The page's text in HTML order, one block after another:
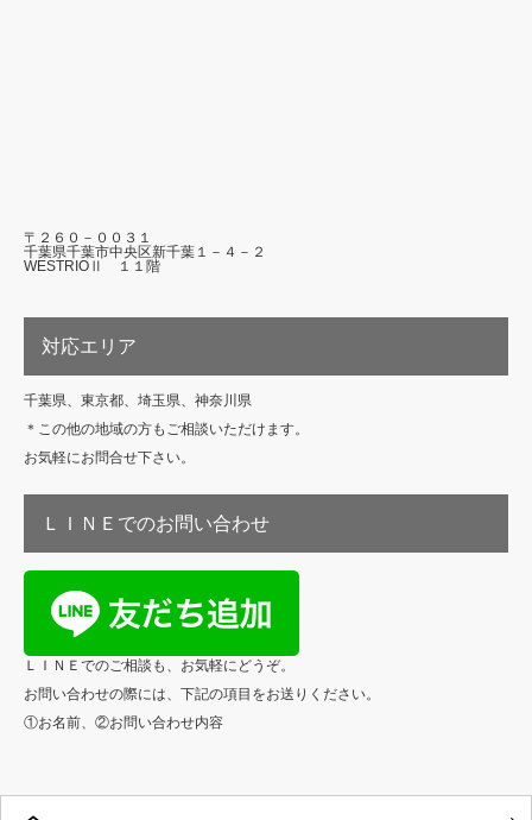
〒２６０－００３１
千葉県千葉市中央区新千葉１－４－２
WESTRIOⅡ １１階
対応エリア
千葉県、東京都、埼玉県、神奈川県
＊この他の地域の方もご相談いただけます。
お気軽にお問合せ下さい。
ＬＩＮＥでのお問い合わせ
ＬＩＮＥでのご相談も、お気軽にどうぞ。
お問い合わせの際には、下記の項目をお送りください。
①お名前、②お問い合わせ内容